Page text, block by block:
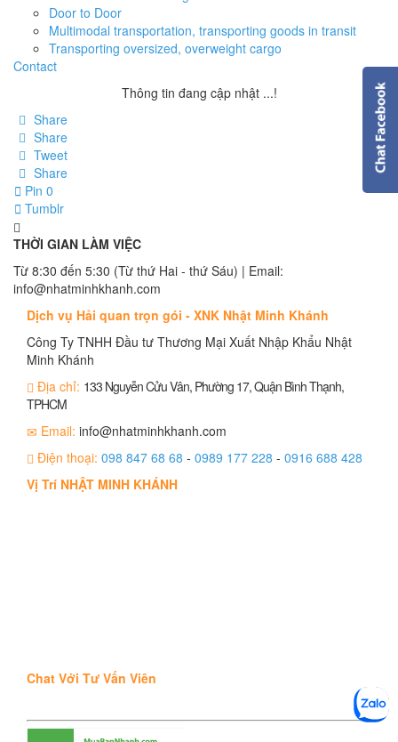
Door to Door
Multimodal transportation, transporting goods in transit
Transporting oversized, overweight cargo
Contact
Thông tin đang cập nhật ...!
Share
Share
Tweet
Share
Pin 0
Tumblr
THỜI GIAN LÀM VIỆC
Từ 8:30 đến 5:30 (Từ thứ Hai - thứ Sáu) | Email:
info@nhatminhkhanh.com
Dịch vụ Hải quan trọn gói - XNK Nhật Minh Khánh
Công Ty TNHH Đầu tư Thương Mại Xuất Nhập Khẩu Nhật
Minh Khánh
Địa chỉ: 133 Nguyễn Cửu Vân, Phường 17, Quận Bình Thạnh,
TPHCM
Email: info@nhatminhkhanh.com
Điện thoại: 098 847 68 68 - 0989 177 228 - 0916 688 428
Vị Trí NHẬT MINH KHÁNH
Chat Với Tư Vấn Viên